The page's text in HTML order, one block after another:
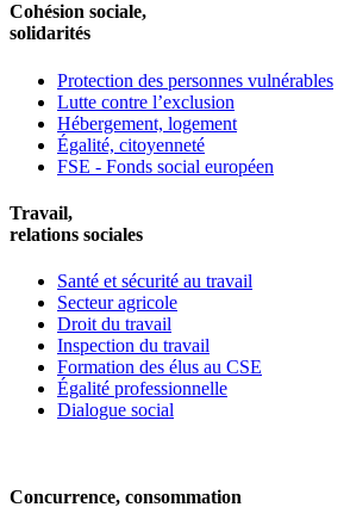
Cohésion sociale,
solidarités
Protection des personnes vulnérables
Lutte contre l’exclusion
Hébergement, logement
Égalité, citoyenneté
FSE - Fonds social européen
Travail,
relations sociales
Santé et sécurité au travail
Secteur agricole
Droit du travail
Inspection du travail
Formation des élus au CSE
Égalité professionnelle
Dialogue social
Concurrence, consommation